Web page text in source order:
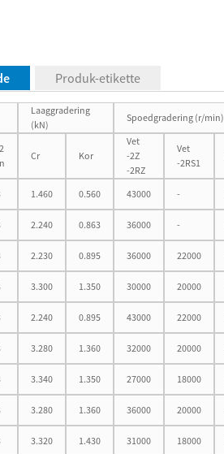
Produk-etikette
Laaggradering
(kN)
Spoedgradering (r/min)
Cr Kor
Vet
-2Z
-2RZ
Vet
-2RS1
1.460 0.560 43000 -
2.240 0.863 36000 -
2.230 0.895 36000 22000
3.300 1.350 30000 20000
2.240 0.895 43000 22000
3.280 1.360 32000 20000
3.340 1.350 27000 18000
3.280 1.360 36000 20000
3.320 1.430 31000 18000